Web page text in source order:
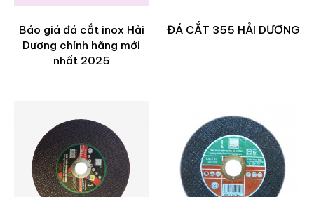
Báo giá đá cắt inox Hải
Dương chính hãng mới
nhất 2025
ĐÁ CẮT 355 HẢI DƯƠNG